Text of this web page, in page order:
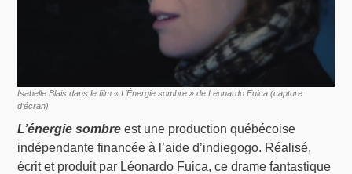
Isabelle Blais dans le film « L’Énergie sombre » de Leonardo Fuica (capture
d’écran)
L’énergie sombre est une production québécoise
indépendante financée à l’aide d’indiegogo. Réalisé,
écrit et produit par Léonardo Fuica, ce drame fantastique